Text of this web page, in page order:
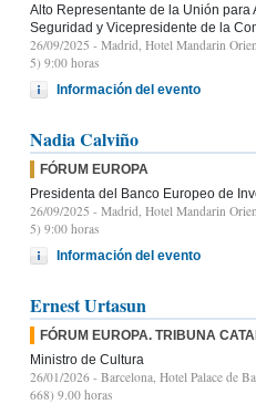
Alto Representante de la Unión para
Seguridad y Vicepresidente de la
26/09/2025 - Madrid, Hotel Mandarin
5) 9:00 horas
Información del evento
Nadia Calviño
FÓRUM EUROPA
Presidenta del Banco Europeo de
26/09/2025 - Madrid, Hotel Mandarin
5) 9:00 horas
Información del evento
Ernest Urtasun
FÓRUM EUROPA. TRIBUNA
Ministro de Cultura
26/01/2026 - Barcelona, Hotel Palace de
668) 9.00 horas